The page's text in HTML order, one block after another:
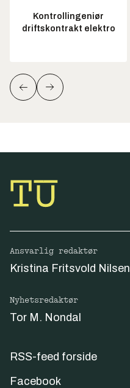
Kontrollingeniør
driftskontrakt elektro
Ansvarlig redaktør
Kristina Fritsvold Nilsen
Nyhetsredaktør
Tor M. Nondal
RSS-feed forside
Facebook